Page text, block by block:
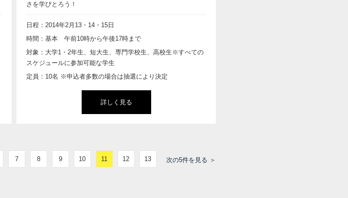
さを学びとろう！
日程：2014年2月13・14・15日
時間：基本 午前10時から午後17時まで
対象：大学1・2年生、短大生、専門学校生、高校生※すべての
スケジュールに参加可能な学生
定員：10名 ※申込者多数の場合は抽選により決定
詳しく見る
7 8 9 10 11 12 13 次の5件を見る ＞